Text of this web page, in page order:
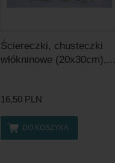
Ściereczki, chusteczki
włókninowe (20x30cm),...
16,50 PLN
DO KOSZYKA